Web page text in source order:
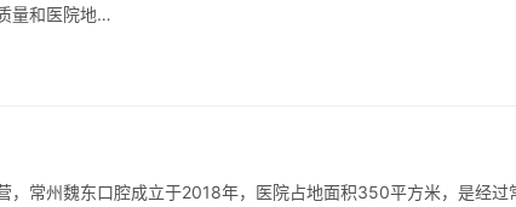
量和医院地…
，常州魏东口腔成立于2018年，医院占地面积350平方米，是经过